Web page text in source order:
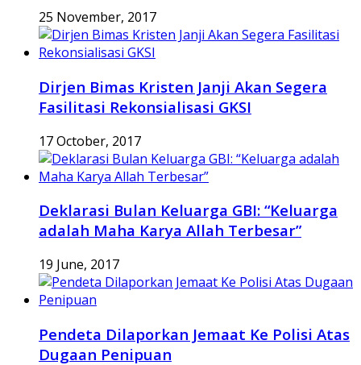
25 November, 2017
Dirjen Bimas Kristen Janji Akan Segera
Fasilitasi Rekonsialisasi GKSI
17 October, 2017
Deklarasi Bulan Keluarga GBI: “Keluarga
adalah Maha Karya Allah Terbesar”
19 June, 2017
Pendeta Dilaporkan Jemaat Ke Polisi Atas
Dugaan Penipuan